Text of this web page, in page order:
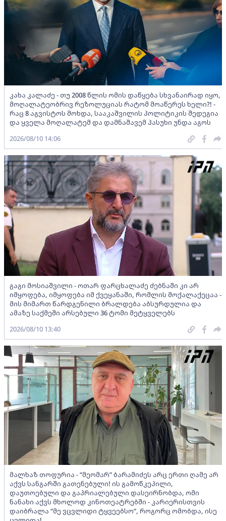
კახა კალაძე - თუ 2008 წლის ომის დაწყება სხვანაირად იყო,
მოღალატეობრივ რეზოლუციას რატომ მოაწერეს ხელი?! -
რაც 8 აგვისტოს მოხდა, სააკაშვილის პოლიტიკის შედეგია
და ყველა მოღალატემ და დამნაშავემ პასუხი უნდა აგოს
2026/08/10 14:06
გაგი მოსიაშვილი - ოთარ ფარცხალაძე ძებნაში კი არ
იმყოფება, იმყოფება იმ ქვეყანაში, რომლის მოქალაქეცაა -
მის მიმართ წარდგენილი ბრალდება აბსურდულია და
ამაზე საქმეში არსებული 36 ტომი მეტყველებს
2026/08/10 13:40
მალხაზ თოფურია - “მეომარ” ბარამიძეს არც ერთი ღამე არ
აქვს სანგარში გათენებული! ის გამოწკეპილი,
დაუთოებული და გაპრიალებული დასეირნობდა, ომი
ნანახი აქვს მხოლოდ კინოთეატრებში - კარიერისთვის
დაიბრალა “მე ვცვლიდი ტყვეებსო“, როგორც ომობდა, ისე